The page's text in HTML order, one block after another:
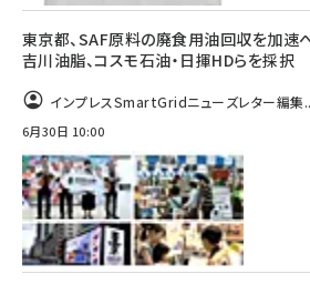
東京都、SAF原料の廃食用油回収を加速へ
吉川油脂、コスモ石油・日揮HDらを採択
インプレスSmartGridニューズレター編集
6月30日 10:00